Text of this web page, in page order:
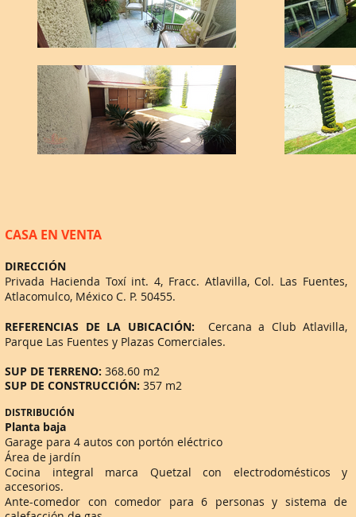
CASA EN VENTA
DIRECCIÓN
Privada Hacienda Toxí int. 4, Fracc. Atlavilla, Col. Las Fuentes,
Atlacomulco, México C. P. 50455.
REFERENCIAS DE LA UBICACIÓN: Cercana a Club Atlavilla,
Parque Las Fuentes y Plazas Comerciales.
SUP DE TERRENO: 368.60 m2
SUP DE CONSTRUCCIÓN: 357 m2
DISTRIBUCIÓN
Planta baja
Garage para 4 autos con portón eléctrico
Área de jardín
Cocina integral marca Quetzal con electrodomésticos y
accesorios.
Ante-comedor con comedor para 6 personas y sistema de